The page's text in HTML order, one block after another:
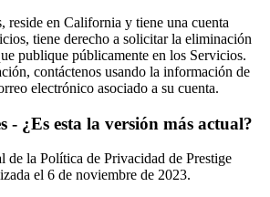
reside en California y tiene una cuenta
tiene derecho a solicitar la eliminación
publique públicamente en los Servicios.
contáctenos usando la información de
electrónico asociado a su cuenta.
- ¿Es esta la versión más actual?
de la Política de Privacidad de Prestige
el 6 de noviembre de 2023.